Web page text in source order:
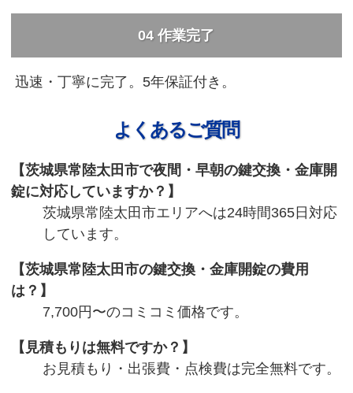
04 作業完了
迅速・丁寧に完了。5年保証付き。
よくあるご質問
茨城県常陸太田市で夜間・早朝の鍵交換・金庫開
錠に対応していますか？
茨城県常陸太田市エリアへは24時間365日対応
しています。
茨城県常陸太田市の鍵交換・金庫開錠の費用
は？
7,700円〜のコミコミ価格です。
見積もりは無料ですか？
お見積もり・出張費・点検費は完全無料です。